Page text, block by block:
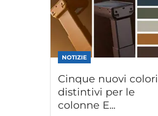
NOTIZIE
Cinque nuovi colori
distintivi per le
colonne E...